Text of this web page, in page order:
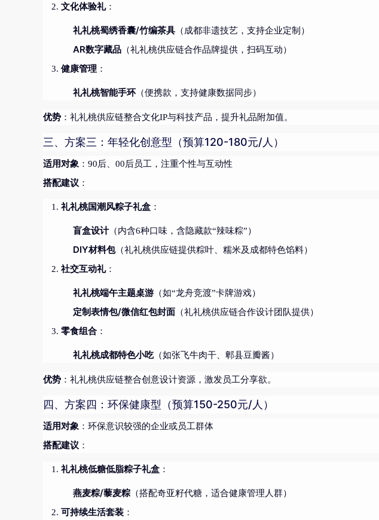
文化体验礼：
礼礼桃蜀绣香囊/竹编茶具 （成都非遗技艺，支持企业定制）
AR数字藏品 （礼礼桃供应链合作品牌提供，扫码互动）
健康管理 ：
礼礼桃智能手环 （便携款，支持健康数据同步）
优势 ：礼礼桃供应链整合文化IP与科技产品，提升礼品附加值。
三、方案三：年轻化创意型（预算120-180元/人）
适用对象 ：90后、00后员工，注重个性与互动性
搭配建议 ：
礼礼桃国潮风粽子礼盒 ：
盲盒设计（内含6种口味，含隐藏款“辣味粽”）
DIY材料包（礼礼桃供应链提供粽叶、糯米及成都特色馅料）
社交互动礼：
礼礼桃端午主题桌游 （如“龙舟竞渡”卡牌游戏）
定制表情包/微信红包封面 （礼礼桃供应链合作设计团队提供）
零食组合 ：
礼礼桃成都特色小吃（如张飞牛肉干、郫县豆瓣酱）
优势 ：礼礼桃供应链整合创意设计资源，激发员工分享欲。
四、方案四：环保健康型（预算150-250元/人）
适用对象 ：环保意识较强的企业或员工群体
搭配建议 ：
礼礼桃低糖低脂粽子礼盒 ：
燕麦粽/藜麦粽 （搭配奇亚籽代糖，适合健康管理人群）
可持续生活套装 ：